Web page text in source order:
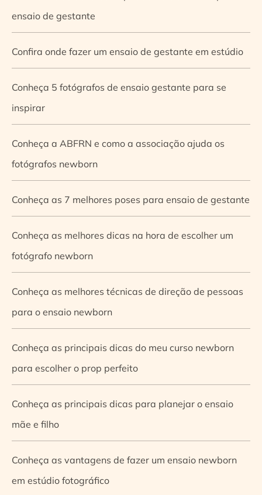
ensaio de gestante
Confira onde fazer um ensaio de gestante em estúdio
Conheça 5 fotógrafos de ensaio gestante para se
inspirar
Conheça a ABFRN e como a associação ajuda os
fotógrafos newborn
Conheça as 7 melhores poses para ensaio de gestante
Conheça as melhores dicas na hora de escolher um
fotógrafo newborn
Conheça as melhores técnicas de direção de pessoas
para o ensaio newborn
Conheça as principais dicas do meu curso newborn
para escolher o prop perfeito
Conheça as principais dicas para planejar o ensaio
mãe e filho
Conheça as vantagens de fazer um ensaio newborn
em estúdio fotográfico